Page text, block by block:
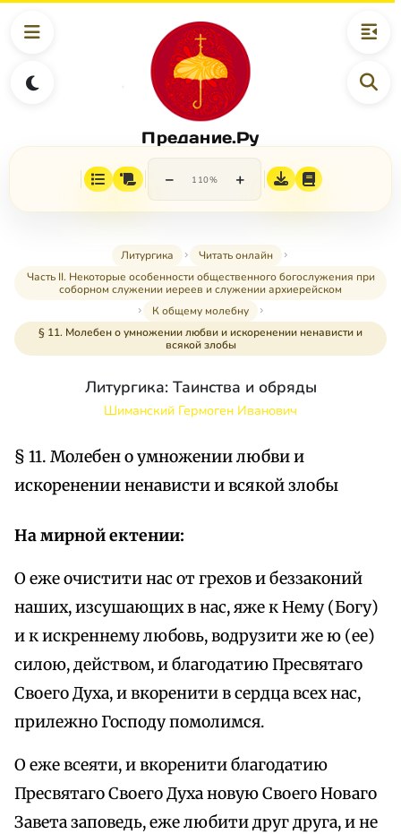
Предание.Ру
− 110% +
Литургика
Читать онлайн
Часть II. Некоторые особенности общественного богослужения при
соборном служении иереев и служении архиерейском
К общему молебну
§ 11. Молебен о умножении любви и искоренении ненависти и
всякой злобы
Литургика: Таинства и обряды
Шиманский Гермоген Иванович
§ 11. Молебен о умножении любви и
искоренении ненависти и всякой злобы
На мирной ектении:
О еже очистити нас от грехов и беззаконий
наших, изсушающих в нас, яже к Нему (Богу)
и к искреннему любовь, водрузити же ю (ее)
силою, действом, и благодатию Пресвятаго
Своего Духа, и вкоренити в сердца всех нас,
прилежно Господу помолимся.
О еже всеяти, и вкоренити благодатию
Пресвятаго Своего Духа новую Своего Новаго
Завета заповедь, еже любити друг друга, и не